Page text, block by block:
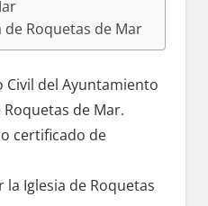
dе Roquetas dе Mar
Civil del Ayuntamiento
Roquetas dе Mar.
certificado dе
la Iglesia dе Roquetas